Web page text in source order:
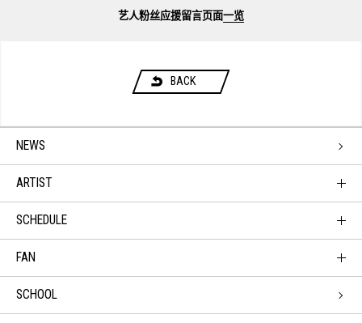
艺人粉丝应援留言页面一览
BACK
NEWS
ARTIST
SCHEDULE
FAN
SCHOOL